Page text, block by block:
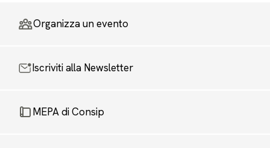
Organizza un evento
Iscriviti alla Newsletter
MEPA di Consip